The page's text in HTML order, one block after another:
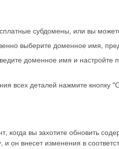
субдомены, или вы
выберите доменное имя,
доменное имя и настройте
всех деталей нажмите кнопку
когда вы захотите обновить
и он внесет изменения в